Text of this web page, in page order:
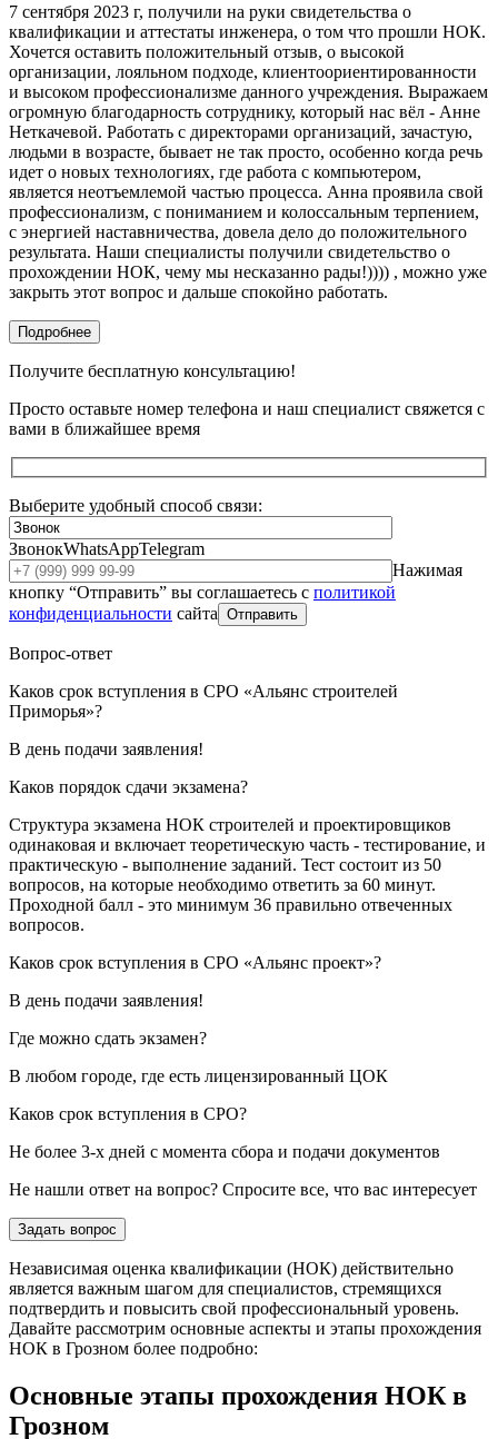
7 сентября 2023 г, получили на руки свидетельства о
квалификации и аттестаты инженера, о том что прошли НОК.
Хочется оставить положительный отзыв, о высокой
организации, лояльном подходе, клиентоориентированности
и высоком профессионализме данного учреждения. Выражаем
огромную благодарность сотруднику, который нас вёл - Анне
Неткачевой. Работать с директорами организаций, зачастую,
людьми в возрасте, бывает не так просто, особенно когда речь
идет о новых технологиях, где работа с компьютером,
является неотъемлемой частью процесса. Анна проявила свой
профессионализм, с пониманием и колоссальным терпением,
с энергией наставничества, довела дело до положительного
результата. Наши специалисты получили свидетельство о
прохождении НОК, чему мы несказанно рады!)))) , можно уже
закрыть этот вопрос и дальше спокойно работать.
Подробнее
Получите бесплатную консультацию!
Просто оставьте номер телефона и наш специалист свяжется с
вами в ближайшее время
Выберите удобный способ связи:
ЗвонокWhatsAppTelegram
Нажимая
кнопку “Отправить” вы соглашаетесь с политикой
конфиденциальности сайта Отправить
Вопрос-ответ
Каков срок вступления в СРО «Альянс строителей
Приморья»?
В день подачи заявления!
Каков порядок сдачи экзамена?
Структура экзамена НОК строителей и проектировщиков
одинаковая и включает теоретическую часть - тестирование, и
практическую - выполнение заданий. Тест состоит из 50
вопросов, на которые необходимо ответить за 60 минут.
Проходной балл - это минимум 36 правильно отвеченных
вопросов.
Каков срок вступления в СРО «Альянс проект»?
В день подачи заявления!
Где можно сдать экзамен?
В любом городе, где есть лицензированный ЦОК
Каков срок вступления в СРО?
Не более 3-х дней с момента сбора и подачи документов
Не нашли ответ на вопрос? Спросите все, что вас интересует
Задать вопрос
Независимая оценка квалификации (НОК) действительно
является важным шагом для специалистов, стремящихся
подтвердить и повысить свой профессиональный уровень.
Давайте рассмотрим основные аспекты и этапы прохождения
НОК в Грозном более подробно:
Основные этапы прохождения НОК в
Грозном